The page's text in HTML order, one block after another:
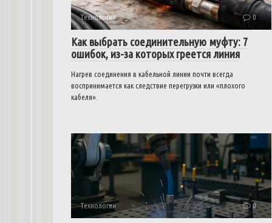
Технологии 0
Как выбрать соединительную муфту: 7
ошибок, из-за которых греется линия
Нагрев соединения в кабельной линии почти всегда
воспринимается как следствие перегрузки или «плохого
кабеля».
Технологии 0